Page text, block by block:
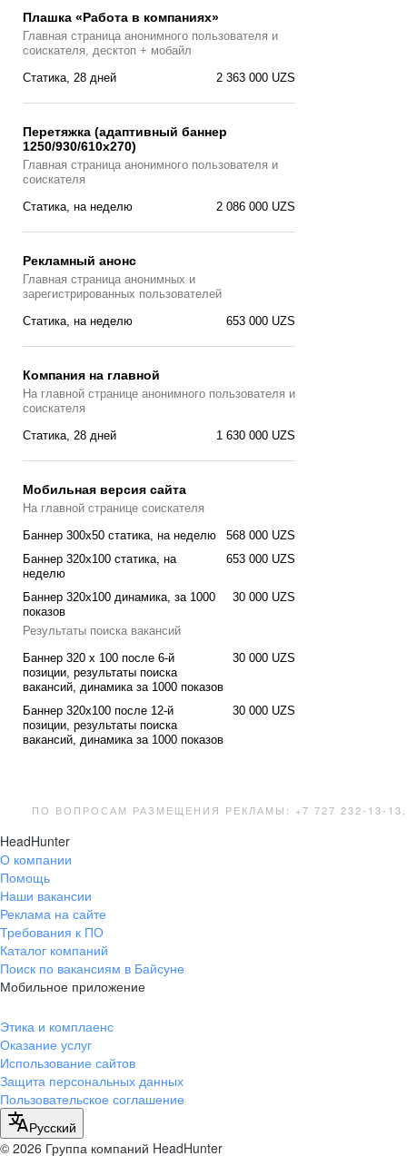
Плашка «Работа в компаниях»
Главная страницa анонимного пользователя и
соискателя, десктоп + мобайл
2 363 000 UZS
Статика, 28 дней
Перетяжка (адаптивный баннер
1250/930/610х270)
Главная страницa анонимного пользователя и
соискателя
2 086 000 UZS
Статика, на неделю
Рекламный анонс
Главная страница анонимных и
зарегистрированных пользователей
653 000 UZS
Статика, на неделю
Компания на главной
На главной странице анонимного пользователя и
соискателя
1 630 000 UZS
Статика, 28 дней
Мобильная версия сайта
На главной странице соискателя
568 000 UZS
Баннер 300x50 статика, на неделю
653 000 UZS
Баннер 320x100 cтатика, на
неделю
30 000 UZS
Баннер 320x100 динамика, за 1000
показов
Результаты поиска вакансий
30 000 UZS
Баннер 320 x 100 после 6-й
позиции, результаты поиска
вакансий, динамика за 1000 показов
30 000 UZS
Баннер 320x100 после 12-й
позиции, результаты поиска
вакансий, динамика за 1000 показов
ПО ВОПРОСАМ РАЗМЕЩЕНИЯ РЕКЛАМЫ: +7 727 232-13-13,
HeadHunter
О компании
Помощь
Наши вакансии
Реклама на сайте
Требования к ПО
Каталог компаний
Поиск по вакансиям в Байсуне
Мобильное приложение
Этика и комплаенс
Оказание услуг
Использование сайтов
Защита персональных данных
Пользовательское соглашение
Русский
© 2026 Группа компаний HeadHunter